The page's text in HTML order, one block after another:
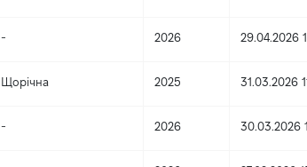
- 2026 29.04.2026
Щорічна 2025 31.03.2026
- 2026 30.03.2026